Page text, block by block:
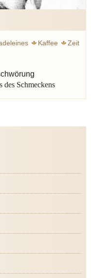
Kaffee
Zeit
françois-pierre de la
des Schmeckens